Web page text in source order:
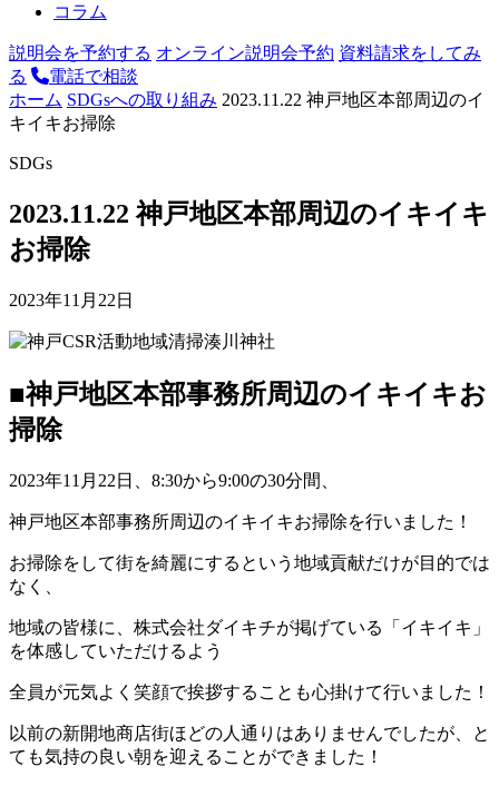
コラム
説明会を予約する オンライン説明会予約 資料請求をしてみ
る
電話で相談
ホーム SDGsへの取り組み 2023.11.22 神戸地区本部周辺のイ
キイキお掃除
SDGs
2023.11.22 神戸地区本部周辺のイキイキ
お掃除
2023年11月22日
■神戸地区本部事務所周辺のイキイキお
掃除
2023年11月22日、8:30から9:00の30分間、
神戸地区本部事務所周辺のイキイキお掃除を行いました！
​お掃除をして街を綺麗にするという地域貢献だけが目的では
なく、
​地域の皆様に、株式会社ダイキチが掲げている「イキイキ」
を体感していただけるよう
​全員が元気よく笑顔で挨拶することも心掛けて行いました！
​以前の新開地商店街ほどの人通りはありませんでしたが、と
ても気持の良い朝を迎えることができました！